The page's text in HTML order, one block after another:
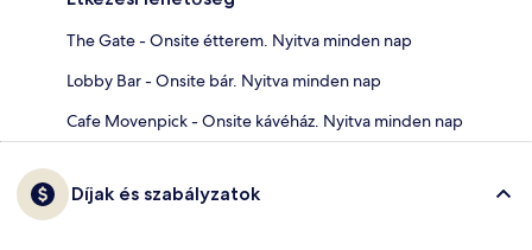
The Gate - Onsite étterem. Nyitva minden nap
Lobby Bar - Onsite bár. Nyitva minden nap
Cafe Movenpick - Onsite kávéház. Nyitva minden nap
Díjak és szabályzatok